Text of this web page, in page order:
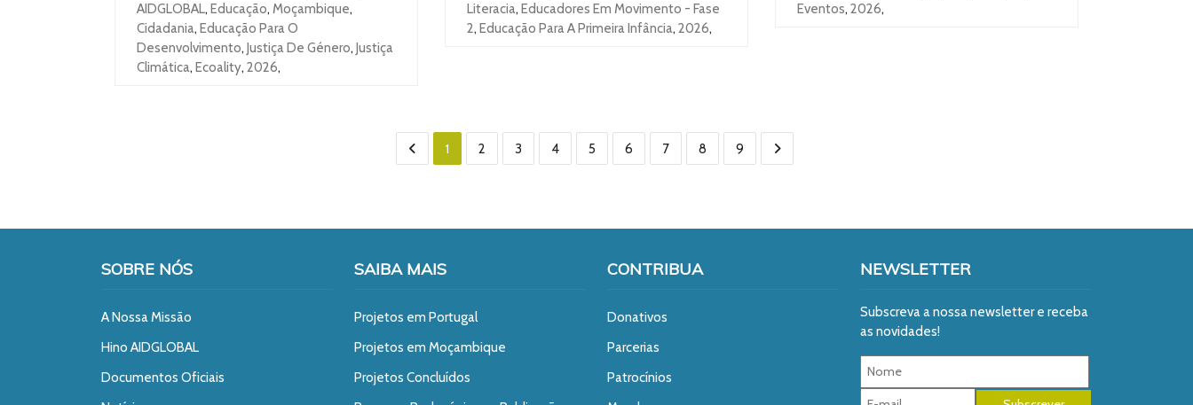
AIDGLOBAL, Educação, Moçambique,
Cidadania, Educação Para O
Desenvolvimento, Justiça De Género, Justiça
Climática, Ecoality, 2026,
Literacia, Educadores Em Movimento - Fase
2, Educação Para A Primeira Infância, 2026,
Eventos, 2026,
1 2 3 4 5 6 7 8 9
SOBRE NÓS
A Nossa Missão
Hino AIDGLOBAL
Documentos Oficiais
SAIBA MAIS
Projetos em Portugal
Projetos em Moçambique
Projetos Concluídos
CONTRIBUA
Donativos
Parcerias
Patrocínios
NEWSLETTER
Subscreva a nossa newsletter e receba
as novidades!